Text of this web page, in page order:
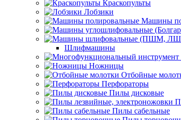
Краскопульты
Лобзики
Машины
Шлифмашины
Ножницы
Отбойные
Перфораторы
Пилы дисковые
Пилы сабельные